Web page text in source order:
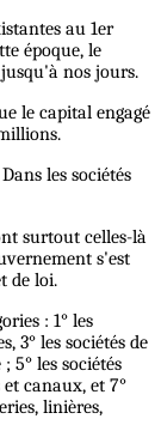
au 1er
époque, le
nos jours.
le capital engagé
les sociétés
surtout celles-là
s'est
de loi.
: 1° les
3° les sociétés de
5° les sociétés
canaux, et 7°
linières,